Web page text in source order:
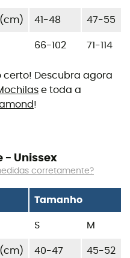
41-48 47-55
66-102 71-114
Descubra agora
e toda a
!
- Unissex
corretamente?
Tamanho
S M
40-47 45-52